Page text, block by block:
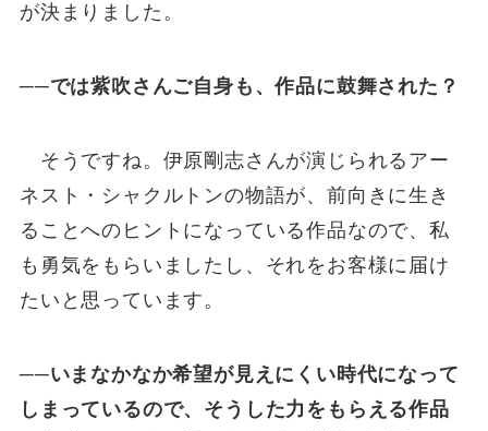
が決まりました。
──では紫吹さんご自身も、作品に鼓舞された？
そうですね。伊原剛志さんが演じられるアー
ネスト・シャクルトンの物語が、前向きに生き
ることへのヒントになっている作品なので、私
も勇気をもらいましたし、それをお客様に届け
たいと思っています。
──いまなかなか希望が見えにくい時代になって
しまっているので、そうした力をもらえる作品